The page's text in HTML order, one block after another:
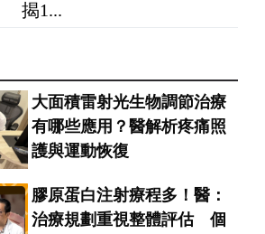
揭1...
大面積雷射光生物調節治療
有哪些應用？醫解析疼痛照
護與運動恢復
膠原蛋白注射療程多！醫：
治療規劃重視整體評估 個